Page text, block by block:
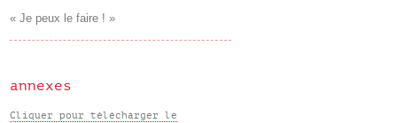
« Je peux le faire ! »
annexes
Cliquer pour télécharger le